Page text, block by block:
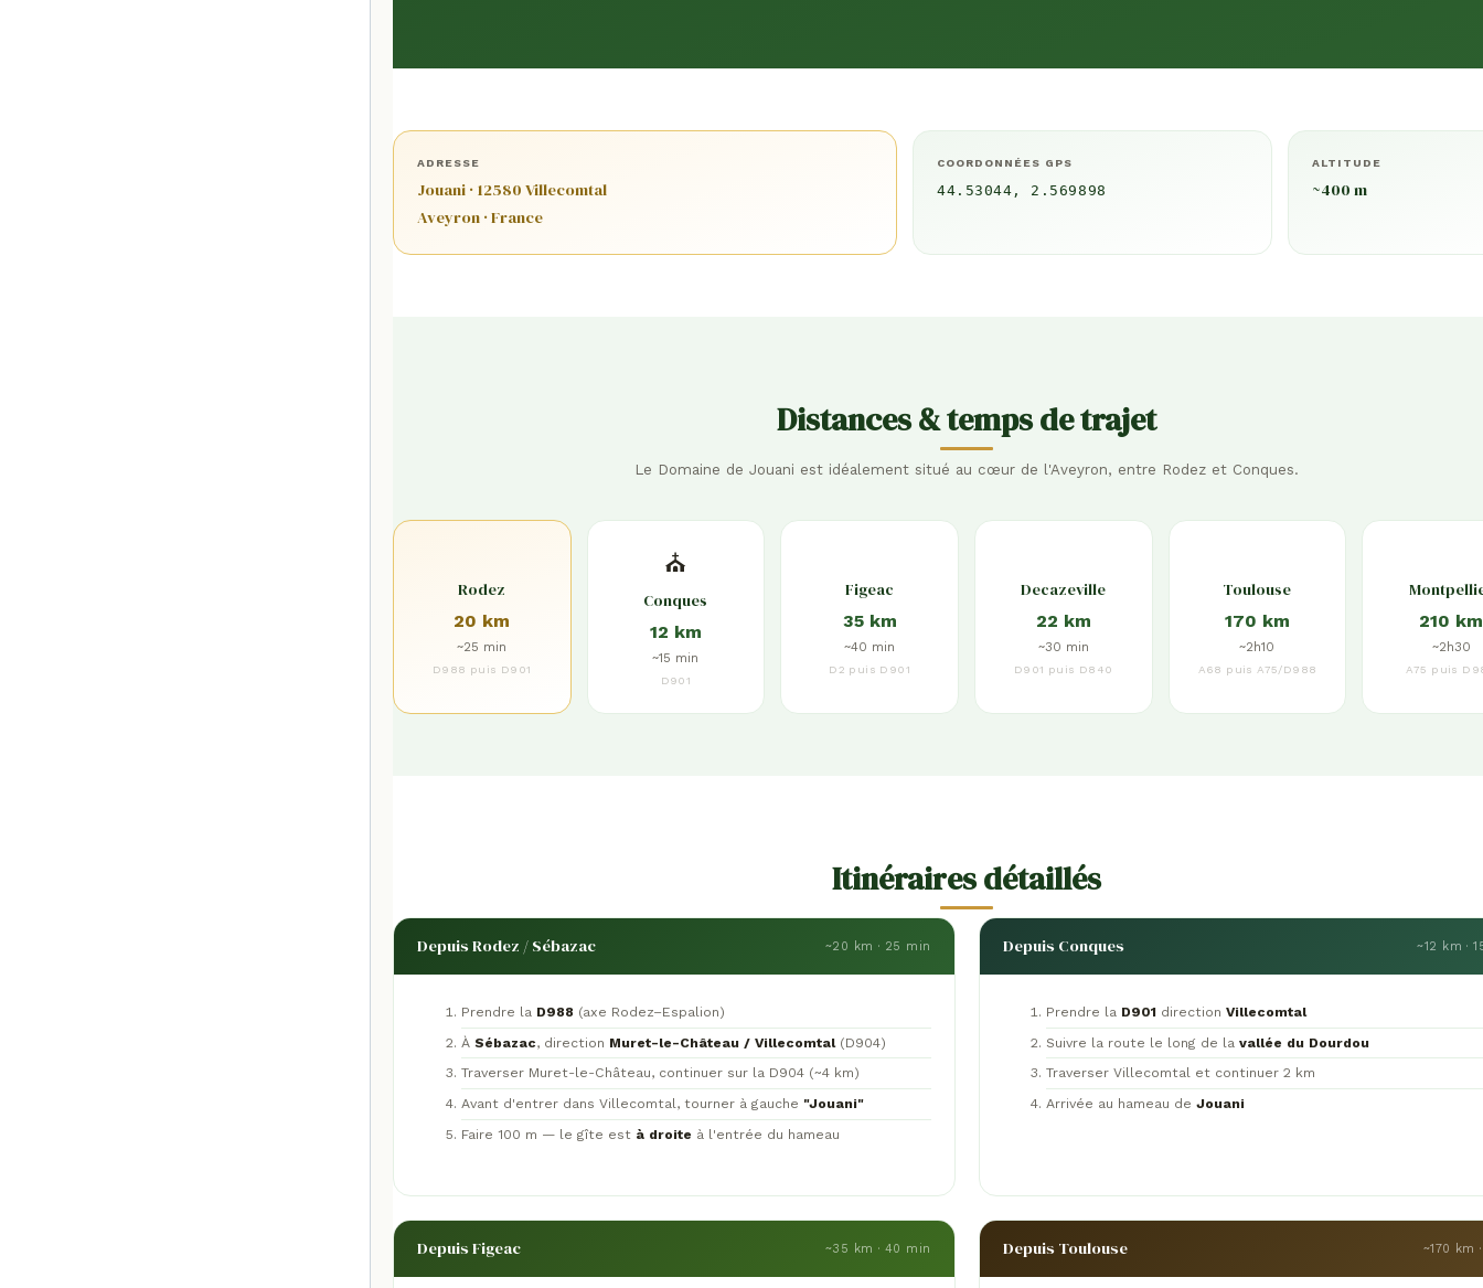
ADRESSE
Jouani · 12580 Villecomtal
Aveyron · France
COORDONNÉES GPS
44.53044, 2.569898
ALTITUDE
~400 m
Distances & temps de trajet
Le Domaine de Jouani est idéalement situé au cœur de l'Aveyron, entre Rodez et Conques.
Rodez
20 km
~25 min
D988 puis D901
⛪
Conques
12 km
~15 min
D901
Figeac
35 km
~40 min
D2 puis D901
Decazeville
22 km
~30 min
D901 puis D840
Toulouse
170 km
~2h10
A68 puis A75/D988
210 km
~2h30
A75 puis
Itinéraires détaillés
Depuis Rodez / Sébazac ~20 km · 25 min
Prendre la D988 (axe Rodez–Espalion)
À Sébazac, direction Muret-le-Château / Villecomtal(D904)
Traverser Muret-le-Château, continuer sur la D904 (~4 km)
Avant d'entrer dans Villecomtal, tourner à gauche "Jouani"
Faire 100 m — le gîte est à droite à l'entrée du hameau
Depuis Conques ~12 km ·
Prendre la D901 directionVillecomtal
Suivre la route le long de lavallée du Dourdou
Traverser Villecomtal et continuer 2 km
Arrivée au hameau deJouani
Depuis Figeac ~35 km · 40 min Depuis Toulouse ~170 km